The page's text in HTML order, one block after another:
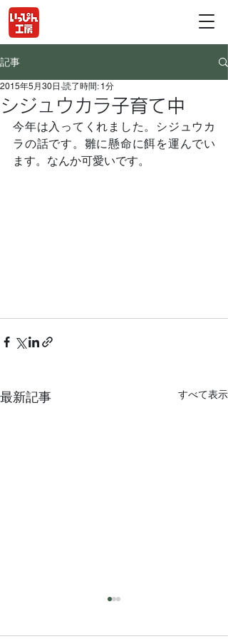
記事
シジュウカラ子育て中
2015年5月30日 読了時間: 1分
今年は入ってくれました。シジュウカ
ラの話です。雛に懸命に餌を運んでい
最新記事 すべて表示